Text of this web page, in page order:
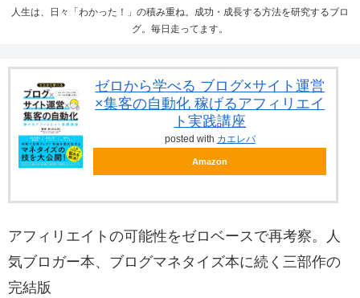
人生は、日々「わかった！」の積み重ね。成功・成長する方法を研究するブロ
グ。毎日走ってます。
ゼロから学べる ブログ×サイト運営
×集客の自動化 稼げるアフィリエイ
ト実践講座
posted with カエレバ
Amazon
アフィリエイトの可能性をゼロベースで再考察。人
気ブロガー本、ブログマネタイズ本に続く三部作の
完結版